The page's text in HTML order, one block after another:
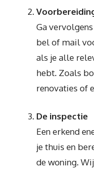
Ga
bel of mail
als je alle
hebt. Zoals
renovaties of
De inspectie
Een erkend
je thuis en
de woning.